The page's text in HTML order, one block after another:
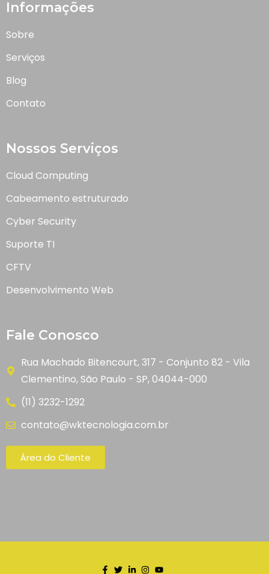
Informações
Sobre
Serviços
Blog
Contato
Nossos Serviços
Cloud Computing
Cabeamento estruturado
Cyber Security
Suporte TI
CFTV
Desenvolvimento Web
Fale Conosco
Rua Machado Bitencourt, 317 - Conjunto 82 - Vila
Clementino, São Paulo - SP, 04044-000
(11) 3232-1292
contato@wktecnologia.com.br
Área do Cliente